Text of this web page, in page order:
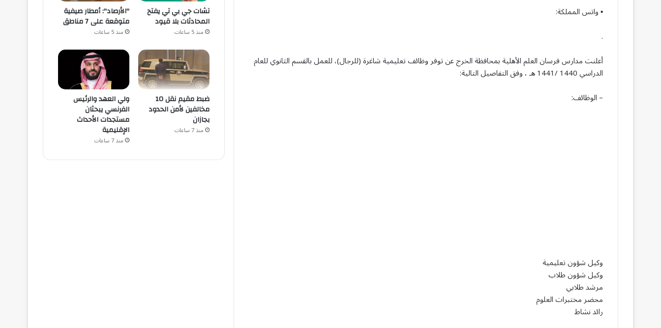
▪︎ واتس المملكة:
.
أعلنت مدارس فرسان العلم الأهلية بمحافظة الخرج عن توفر وظائف تعليمية شاغرة (للرجال)، للعمل بالقسم الثانوي للعام
الدراسي 1440 /1441 هـ ، وفق التفاصيل التالية:
– الوظائف:
وكيل شؤون تعليمية
وكيل شؤون طلاب
مرشد طلابي
محضر مختبرات العلوم
رائد نشاط
تشات جي بي تي يفتح
المحادثات بلا قيود
منذ 5 ساعات
"الأرصاد": أمطار صيفية
متوقعة على 7 مناطق
منذ 5 ساعات
ضبط مقيم نقل 10
مخالفين لأمن الحدود
بجازان
منذ 7 ساعات
ولي العهد والرئيس
الفرنسي يبحثان
مستجدات الأحداث
الإقليمية
منذ 7 ساعات